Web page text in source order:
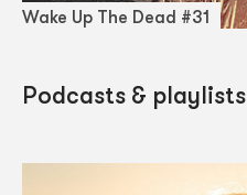
Wake Up The Dead #31
Podcasts & playlists